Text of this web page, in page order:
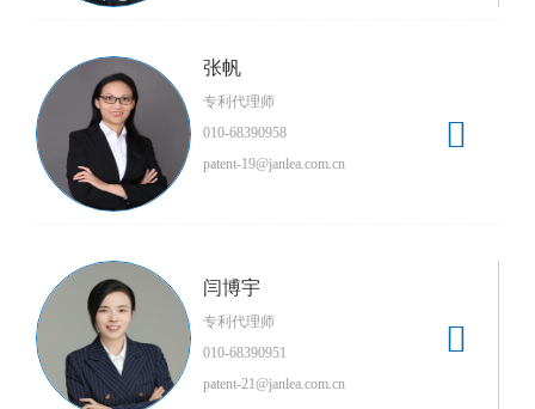

张帆
专利代理师
010-68390958
patent-19@janlea.com.cn

闫博宇
专利代理师
010-68390951
patent-21@janlea.com.cn